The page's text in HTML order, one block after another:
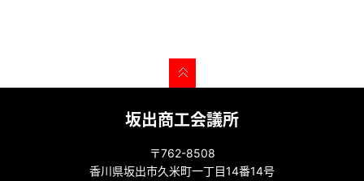
坂出商工会議所
〒762-8508
香川県坂出市久米町一丁目14番14号